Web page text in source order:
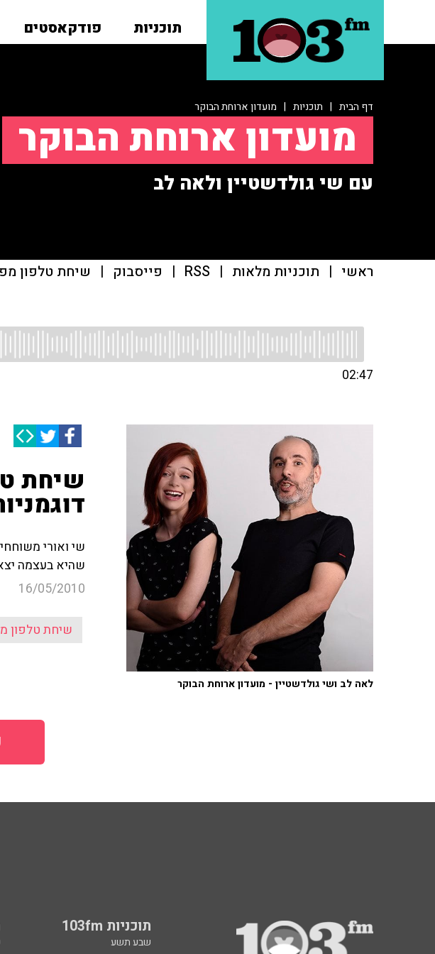
תוכניות פודקאסטים
דף הבית | תוכניות | מועדון ארוחת הבוקר
מועדון ארוחת הבוקר
עם שי גולדשטיין ולאה לב
ראשי | תוכניות מלאות |
RSS
| פייסבוק | שיחת טלפון
02:47
שיחת
שי ואורי
שהיא בעצמה
16/05/2010
שיחת טלפון
לאה לב ושי גולדשטיין - מועדון ארוחת הבוקר
תוכניות 103fm
שבע תשע